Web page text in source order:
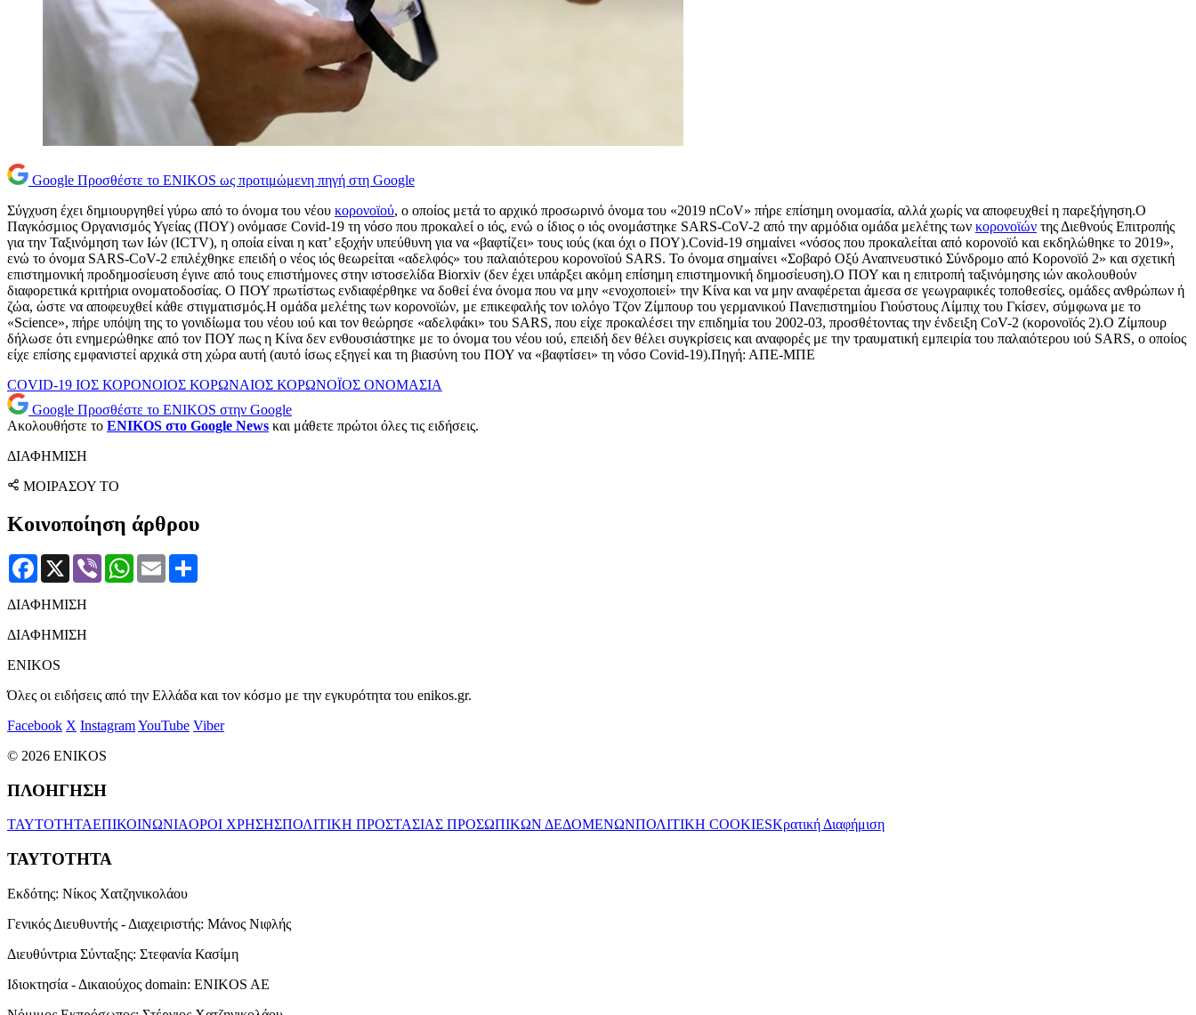
Google Προσθέστε το ENIKOS ως προτιμώμενη πηγή στη Google
Σύγχυση έχει δημιουργηθεί γύρω από το όνομα του νέου κορονοϊού, ο οποίος μετά το αρχικό προσωρινό όνομα του «2019 nCoV» πήρε επίσημη ονομασία, αλλά χωρίς να αποφευχθεί η παρεξήγηση.Ο
Παγκόσμιος Οργανισμός Υγείας (ΠΟΥ) ονόμασε Covid-19 τη νόσο που προκαλεί ο ιός, ενώ ο ίδιος ο ιός ονομάστηκε SARS-CoV-2 από την αρμόδια ομάδα μελέτης των κορονοϊών της Διεθνούς Επιτροπής
για την Ταξινόμηση των Ιών (ICTV), η οποία είναι η κατ’ εξοχήν υπεύθυνη για να «βαφτίζει» τους ιούς (και όχι ο ΠΟΥ).Covid-19 σημαίνει «νόσος που προκαλείται από κορονοϊό και εκδηλώθηκε το 2019»,
ενώ το όνομα SARS-CoV-2 επιλέχθηκε επειδή ο νέος ιός θεωρείται «αδελφός» του παλαιότερου κορονοϊού SARS. Το όνομα σημαίνει «Σοβαρό Οξύ Αναπνευστικό Σύνδρομο από Κορονοϊό 2» και σχετική
επιστημονική προδημοσίευση έγινε από τους επιστήμονες στην ιστοσελίδα Biorxiv (δεν έχει υπάρξει ακόμη επίσημη επιστημονική δημοσίευση).Ο ΠΟΥ και η επιτροπή ταξινόμησης ιών ακολουθούν
διαφορετικά κριτήρια ονοματοδοσίας. Ο ΠΟΥ πρωτίστως ενδιαφέρθηκε να δοθεί ένα όνομα που να μην «ενοχοποιεί» την Κίνα και να μην αναφέρεται άμεσα σε γεωγραφικές τοποθεσίες, ομάδες ανθρώπων ή
ζώα, ώστε να αποφευχθεί κάθε στιγματισμός.Η ομάδα μελέτης των κορονοϊών, με επικεφαλής τον ιολόγο Τζον Ζίμπουρ του γερμανικού Πανεπιστημίου Γιούστους Λίμπιχ του Γκίσεν, σύμφωνα με το
«Science», πήρε υπόψη της το γονιδίωμα του νέου ιού και τον θεώρησε «αδελφάκι» του SARS, που είχε προκαλέσει την επιδημία του 2002-03, προσθέτοντας την ένδειξη CoV-2 (κορονοϊός 2).Ο Ζίμπουρ
δήλωσε ότι ενημερώθηκε από τον ΠΟΥ πως η Κίνα δεν ενθουσιάστηκε με το όνομα του νέου ιού, επειδή δεν θέλει συγκρίσεις και αναφορές με την τραυματική εμπειρία του παλαιότερου ιού SARS, ο οποίος
είχε επίσης εμφανιστεί αρχικά στη χώρα αυτή (αυτό ίσως εξηγεί και τη βιασύνη του ΠΟΥ να «βαφτίσει» τη νόσο Covid-19).Πηγή: ΑΠΕ-ΜΠΕ
COVID-19 ΙΟΣ ΚΟΡΟΝΟΙΟΣ ΚΟΡΩΝΑΙΟΣ ΚΟΡΩΝΟΪΟΣ ΟΝΟΜΑΣΙΑ
Google Προσθέστε το ENIKOS στην Google
Ακολουθήστε το ENIKOS στο Google News και μάθετε πρώτοι όλες τις ειδήσεις.
ΔΙΑΦΗΜΙΣΗ
ΜΟΙΡΑΣΟΥ ΤΟ
Κοινοποίηση άρθρου
Facebook
X Viber WhatsApp
Email
ΔΙΑΦΗΜΙΣΗ
ΔΙΑΦΗΜΙΣΗ
ENIKOS
Όλες οι ειδήσεις από την Ελλάδα και τον κόσμο με την εγκυρότητα του enikos.gr.
Facebook X InstagramYouTube Viber
© 2026 ENIKOS
ΠΛΟΗΓΗΣΗ
ΤΑΥΤΟΤΗΤΑΕΠΙΚΟΙΝΩΝΙΑΟΡΟΙ ΧΡΗΣΗΣΠΟΛΙΤΙΚΗ ΠΡΟΣΤΑΣΙΑΣ ΠΡΟΣΩΠΙΚΩΝ ΔΕΔΟΜΕΝΩΝΠΟΛΙΤΙΚΗ COOKIESΚρατική Διαφήμιση
ΤΑΥΤΟΤΗΤΑ
Εκδότης: Νίκος Χατζηνικολάου
Γενικός Διευθυντής - Διαχειριστής: Μάνος Νιφλής
Διευθύντρια Σύνταξης: Στεφανία Κασίμη
Ιδιοκτησία - Δικαιούχος domain: ENIKOS AE